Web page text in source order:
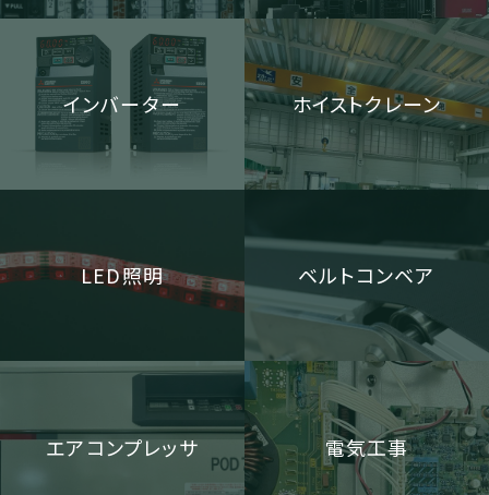
インバーター ホイストクレーン
LED照明 ベルトコンベア
エアコンプレッサ 電気工事